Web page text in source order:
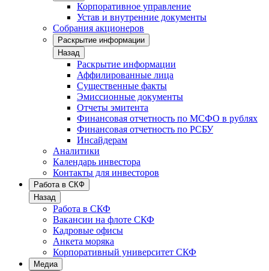
Корпоративное управление
Устав и внутренние документы
Собрания акционеров
Раскрытие информации
Назад
Раскрытие информации
Аффилированные лица
Существенные факты
Эмиссионные документы
Отчеты эмитента
Финансовая отчетность по МСФО в рублях
Финансовая отчетность по РСБУ
Инсайдерам
Аналитики
Календарь инвестора
Контакты для инвесторов
Работа в СКФ
Назад
Работа в СКФ
Вакансии на флоте СКФ
Кадровые офисы
Анкета моряка
Корпоративный университет СКФ
Медиа